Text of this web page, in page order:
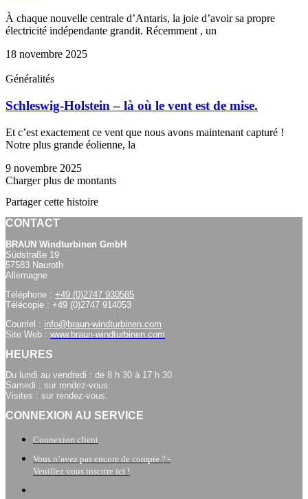
À chaque nouvelle centrale d’Antaris, la joie d’avoir sa propre
électricité indépendante grandit. Récemment , un
18 novembre 2025
Généralités
Schleswig-Holstein – là où le vent est de mise.
Et c’est exactement ce vent que nous avons maintenant capturé !
Notre plus grande éolienne, la
9 novembre 2025
Charger plus de montants
Partager cette histoire
CONTACT
BRAUN Windturbinen GmbH
Südstraße 19
57583 Nauroth
Allemagne
Téléphone : +49 (0)2747 930585
Télécopie : +49 (0)2747 914053
Courriel : info@braun-windturbinen.com
Site Web : www.braun-windturbinen.com
HEURES
Du lundi au vendredi : de 8 h 30 à 17 h 30
Samedi : sur rendez-vous.
Visites : sur rendez-vous.
CONNEXION AU SERVICE
Connexion client
Vous n’avez pas encore de compte ? -
Veuillez vous inscrire ici !